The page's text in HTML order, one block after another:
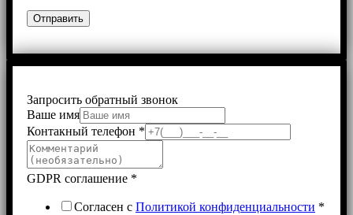
Запросить обратный звонок
Ваше имя
Контакный телефон *
GDPR соглашение *
Согласен с Политикой конфиденциальности *